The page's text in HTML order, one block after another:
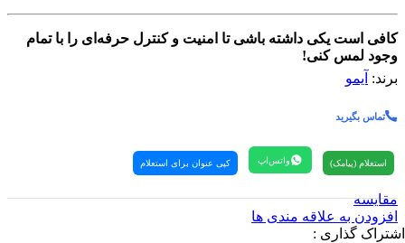
کافی است یکی داشته باشی تا امنیت و کنترل حرفه‌ای را با تمام
وجود لمس کنی!
برند: آیمو
تماس بگیرید
استعلام (پیامک) واتس‌اپ کپی عنوان برای استعلام
مقایسه
افزودن به علاقه مندی ها
اشتراک گذاری :